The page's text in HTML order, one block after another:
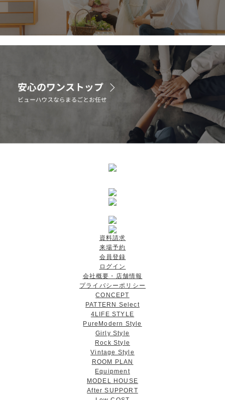
資料請求
来場予約
会員登録
ログイン
会社概要・店舗情報
プライバシーポリシー
CONCEPT
PATTERN Select
4LIFE STYLE
PureModern Style
Girly Style
Rock Style
Vintage Style
ROOM PLAN
Equipment
MODEL HOUSE
After SUPPORT